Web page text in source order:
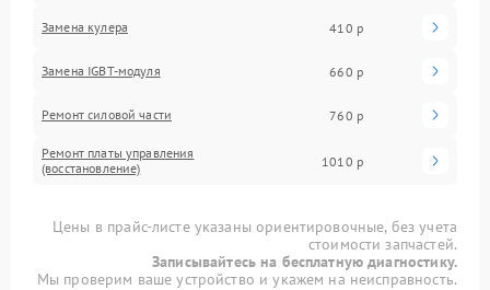
Замена кулера 410 р
Замена IGBT-модуля 660 р
Ремонт силовой части 760 р
Ремонт платы управления
(восстановление)
1010 р
Цены в прайс-листе указаны ориентировочные, без учета
стоимости запчастей.
Записывайтесь на бесплатную диагностику.
Мы проверим ваше устройство и укажем на неисправность.